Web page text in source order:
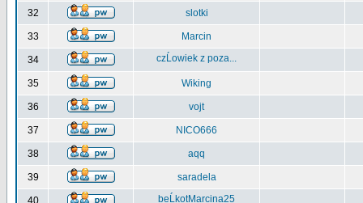
32 slotki
33 Marcin
34 czĹowiek z poza...
35 Wiking
36 vojt
37 NICO666
38 aqq
39 saradela
40 beĹkotMarcina25